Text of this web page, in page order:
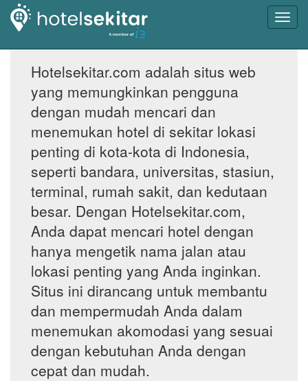
Hotelsekitar.com adalah situs web
yang memungkinkan pengguna
dengan mudah mencari dan
menemukan hotel di sekitar lokasi
penting di kota-kota di Indonesia,
seperti bandara, universitas, stasiun,
terminal, rumah sakit, dan kedutaan
besar. Dengan Hotelsekitar.com,
Anda dapat mencari hotel dengan
hanya mengetik nama jalan atau
lokasi penting yang Anda inginkan.
Situs ini dirancang untuk membantu
dan mempermudah Anda dalam
menemukan akomodasi yang sesuai
dengan kebutuhan Anda dengan
cepat dan mudah.